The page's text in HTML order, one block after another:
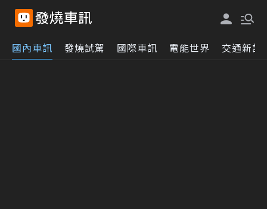
國內車訊 發燒試駕 國際車訊 電能世界 交通新訊